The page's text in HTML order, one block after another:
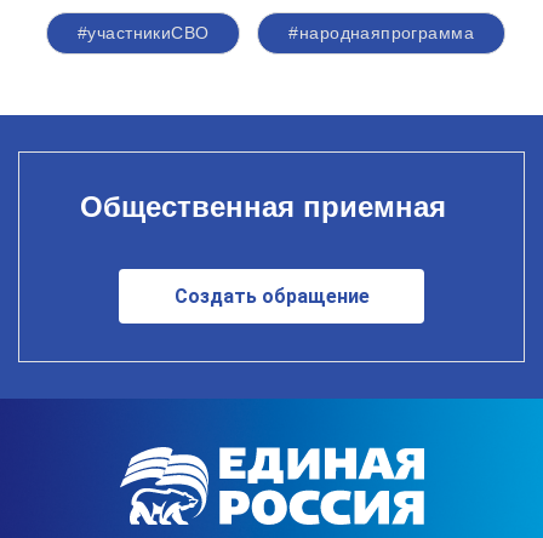
#участникиСВО #народнаяпрограмма
Общественная приемная
Создать обращение